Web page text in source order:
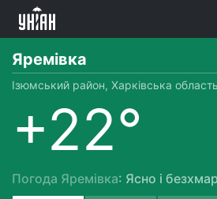
Яремівка
Ізюмський район, Харківська
+22°
Погода Яремівка: Ясно і